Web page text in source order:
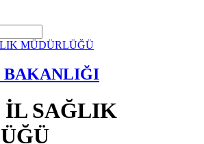
BAKANLIĞI
İL SAĞLIK